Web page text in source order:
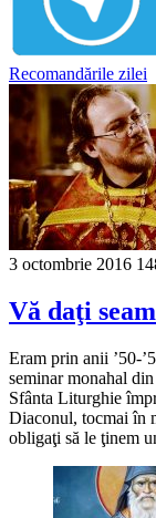
Recomandările zilei
3 octombrie 2016
Vă daţi
Eram prin anii ’50-
seminar monahal
Sfânta Liturghie
Diaconul, tocmai în
obligaţi să le ţinem